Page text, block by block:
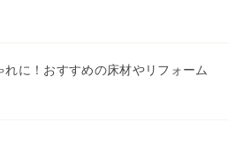
れに！おすすめの床材やリフォーム